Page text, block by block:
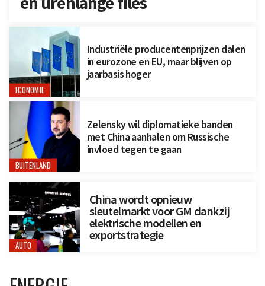
ECONOMIE
Industriële producentenprijzen dalen
in eurozone en EU, maar blijven op
jaarbasis hoger
BUITENLAND
Zelensky wil diplomatieke banden
met China aanhalen om Russische
invloed tegen te gaan
AUTO
China wordt opnieuw
sleutelmarkt voor GM dankzij
elektrische modellen en
exportstrategie